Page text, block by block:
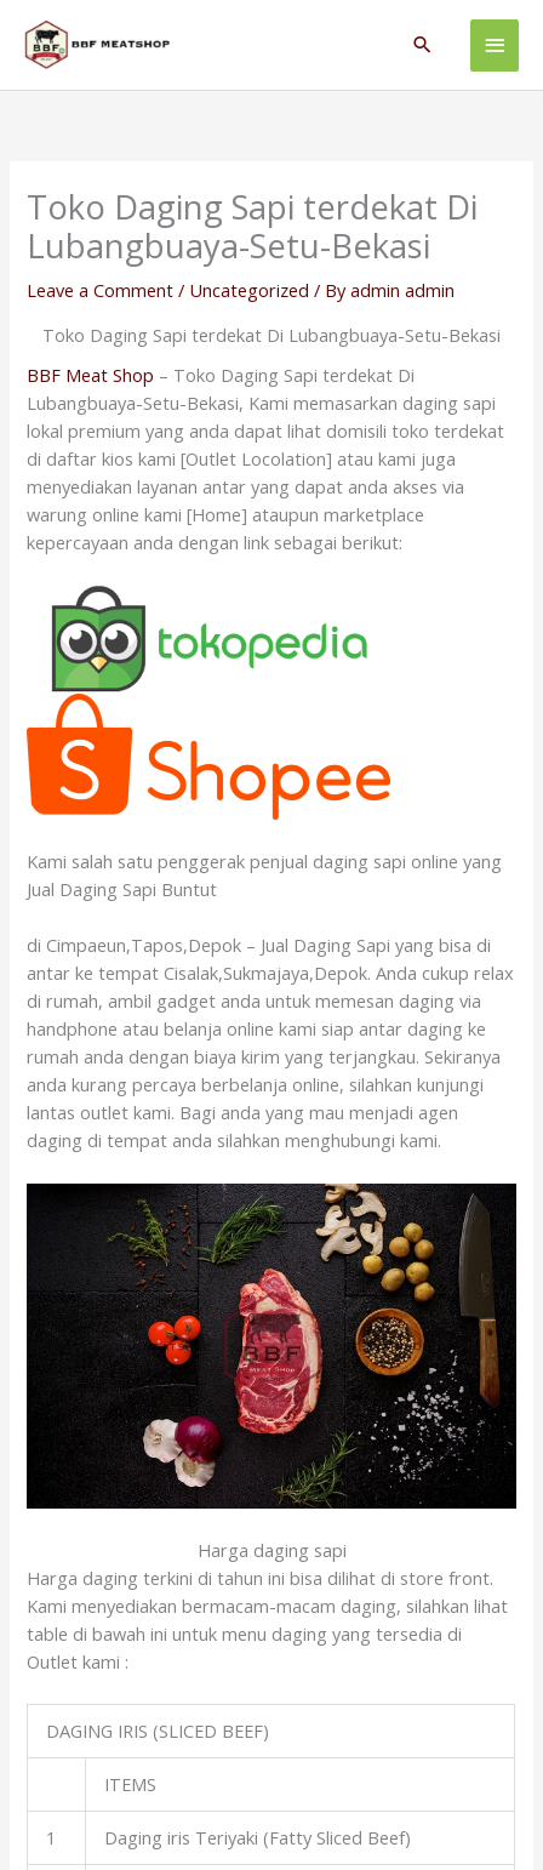
content
Main
Search
Toko Daging Sapi terdekat Di
Lubangbuaya-Setu-Bekasi
Leave a Comment / Uncategorized / Byadmin admin
Toko Daging Sapi terdekat Di Lubangbuaya-Setu-Bekasi
BBF Meat Shop – Toko Daging Sapi terdekat Di
Lubangbuaya-Setu-Bekasi, Kami memasarkan daging sapi
lokal premium yang anda dapat lihat domisili toko terdekat
di daftar kios kami [Outlet Locolation] atau kami juga
menyediakan layanan antar yang dapat anda akses via
warung online kami [Home] ataupun marketplace
kepercayaan anda dengan link sebagai berikut:
Kami salah satu penggerak penjual daging sapi online yang
Jual Daging Sapi Buntut
di Cimpaeun,Tapos,Depok – Jual Daging Sapi yang bisa di
antar ke tempat Cisalak,Sukmajaya,Depok. Anda cukup relax
di rumah, ambil gadget anda untuk memesan daging via
handphone atau belanja online kami siap antar daging ke
rumah anda dengan biaya kirim yang terjangkau. Sekiranya
anda kurang percaya berbelanja online, silahkan kunjungi
lantas outlet kami. Bagi anda yang mau menjadi agen
daging di tempat anda silahkan menghubungi kami.
Harga daging sapi
Harga daging terkini di tahun ini bisa dilihat di store front.
Kami menyediakan bermacam-macam daging, silahkan lihat
table di bawah ini untuk menu daging yang tersedia di
Outlet kami :
DAGING IRIS (SLICED BEEF)
ITEMS
1 Daging iris Teriyaki (Fatty Sliced Beef)